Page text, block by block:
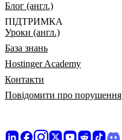
Блог (англ.)
ПІДТРИМКА
Уроки (англ.)
База знань
Hostinger Academy
Контакти
Повідомити про порушення